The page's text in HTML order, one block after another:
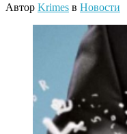
Автор Krimes в Новости